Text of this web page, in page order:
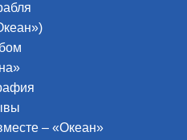
– «Океан»